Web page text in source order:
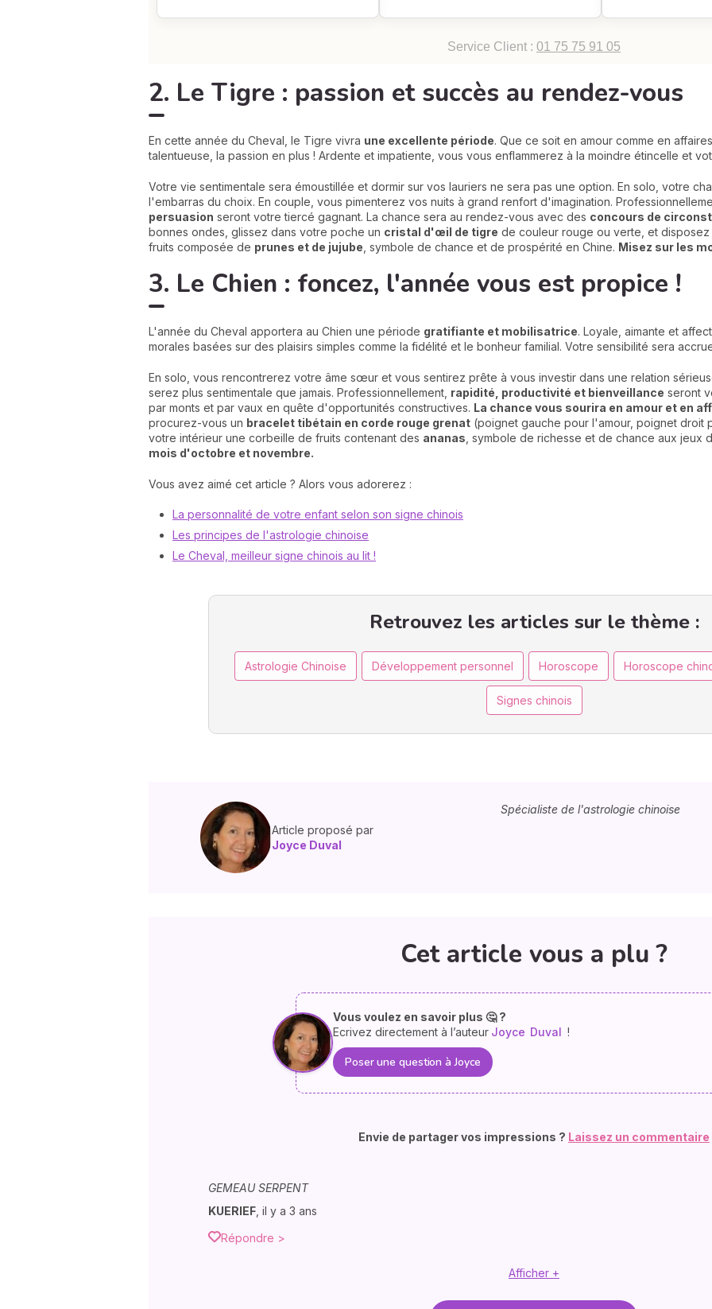
Service Client : 01 75 75 91 05
2. Le Tigre : passion et succès au rendez-vous
En cette année du Cheval, le Tigre vivra une excellente période. Que ce soit en amour comme en
talentueuse, la passion en plus ! Ardente et impatiente, vous vous enflammerez à la moindre étincelle et
Votre vie sentimentale sera émoustillée et dormir sur vos lauriers ne sera pas une option. En solo, votre
l'embarras du choix. En couple, vous pimenterez vos nuits à grand renfort d'imagination.
persuasion seront votre tiercé gagnant. La chance sera au rendez-vous avec des concours de
bonnes ondes, glissez dans votre poche un cristal d'œil de tigre de couleur rouge ou verte, et
fruits composée de prunes et de jujube , symbole de chance et de prospérité en Chine. Misez sur les
3. Le Chien : foncez, l'année vous est propice !
L'année du Cheval apportera au Chien une période gratifiante et mobilisatrice. Loyale, aimante et
morales basées sur des plaisirs simples comme la fidélité et le bonheur familial. Votre sensibilité sera
En solo, vous rencontrerez votre âme sœur et vous sentirez prête à vous investir dans une relation
serez plus sentimentale que jamais. Professionnellement, rapidité, productivité et bienveillance seront
par monts et par vaux en quête d'opportunités constructives. La chance vous sourira en amour et en
procurez-vous un bracelet tibétain en corde rouge grenat (poignet gauche pour l'amour, poignet droit
votre intérieur une corbeille de fruits contenant des ananas , symbole de richesse et de chance aux jeux
mois d'octobre et novembre.
Vous avez aimé cet article ? Alors vous adorerez :
La personnalité de votre enfant selon son signe chinois
Les principes de l'astrologie chinoise
Le Cheval, meilleur signe chinois au lit !
Retrouvez les articles sur le thème :
Astrologie Chinoise Développement personnel Horoscope Horoscope
Signes chinois
Article proposé par
Joyce Duval
Spécialiste de l'astrologie chinoise
Cet article vous a plu ?
Vous voulez en savoir plus 🤔 ?
Ecrivez directement à l’auteur Joyce Duval !
Poser une question à Joyce
Envie de partager vos impressions ? Laissez un commentaire
GEMEAU SERPENT
KUERIEF il y a 3 ans
Répondre >
Afficher +